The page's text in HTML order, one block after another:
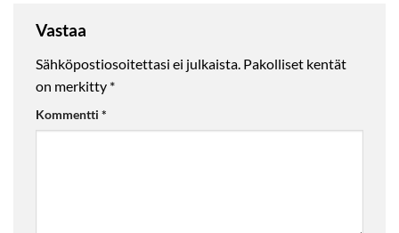
Vastaa
Sähköpostiosoitettasi ei julkaista. Pakolliset kentät
on merkitty *
Kommentti *